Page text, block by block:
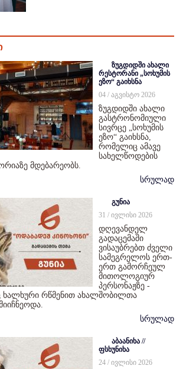
ზუგდიდში ახალი
რესტორანი „სოხუმის
ეზო“ გაიხსნა
04 / აგვისტო 2026
ზუგდიდში ახალი
გასტრონომიული
სივრცე „სოხუმის
ეზო“ გაიხსნა,
რომელიც ამავე
სახელწოდების
მდებარეობს.
სრულად
გუნია
31 / ივლისი 2026
დღევანდელ
გადაცემაში
ვისაუბრებთ ძველი
სამეგრელოს ერთ-
ერთ გამორჩეულ
მითოლოგიურ
პერსონაჟზე -
ხალხური რწმენით ახალშობილთა
სრულად
აბაანიხა //
ფსხუნიხა
24 / ივლისი 2026